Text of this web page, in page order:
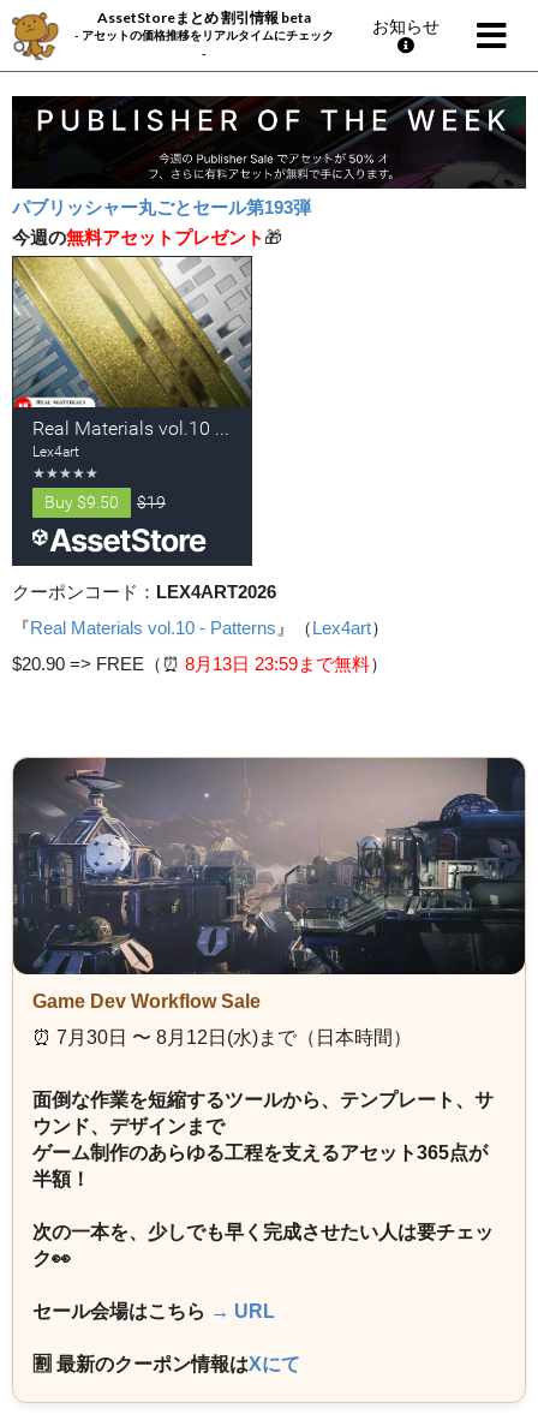
AssetStoreまとめ 割引情報 beta
- アセットの価格推移をリアルタイムにチェック
-
お知らせ
パブリッシャー丸ごとセール第193弾
今週の無料アセットプレゼント 🎁
クーポンコード： LEX4ART2026
『Real Materials vol.10 - Patterns 』（Lex4art）
$20.90 => FREE（⏰️ 8月13日 23:59まで無料）
Game Dev Workflow Sale
⏰️ 7月30日 〜 8月12日(水)まで（日本時間）
面倒な作業を短縮するツールから、テンプレート、サ
ウンド、デザインまで
ゲーム制作のあらゆる工程を支えるアセット365点が
半額！
次の一本を、少しでも早く完成させたい人は要チェッ
ク👀
セール会場はこちら → URL
🈹 最新のクーポン情報はXにて